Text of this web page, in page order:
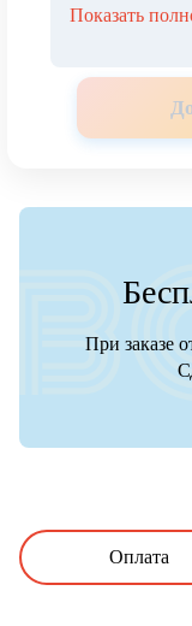
Показать
При заказе
Оплата